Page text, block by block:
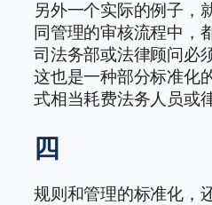
另外一个实际的例子，
同管理的审核流程中，
司法务部或法律顾问必
这也是一种部分标准化
式相当耗费法务人员或
四
规则和管理的标准化，